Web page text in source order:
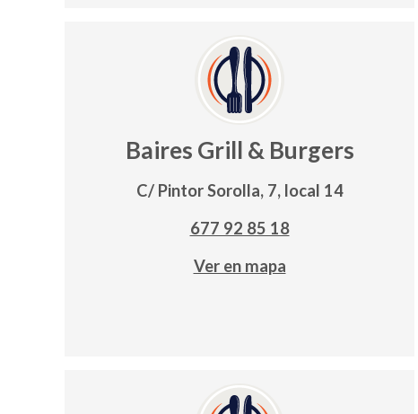
Baires Grill & Burgers
C/ Pintor Sorolla, 7, local 14
677 92 85 18
Ver en mapa